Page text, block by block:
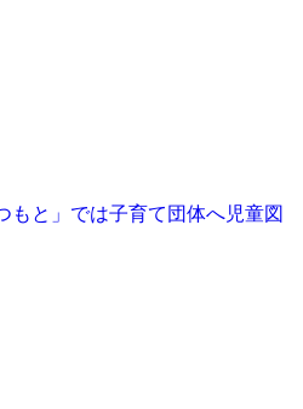
もと」では子育て団体へ児童図